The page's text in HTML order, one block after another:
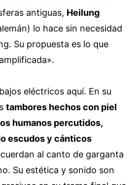
antiguas, Heilung
lo hace sin necesidad
Su propuesta es lo que
eléctricos aquí. En su
tambores hechos con piel
humanos percutidos,
escudos y cánticos
al canto de garganta
Su estética y sonido son